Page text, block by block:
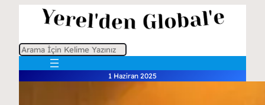
A
a
1 Haziran 2025